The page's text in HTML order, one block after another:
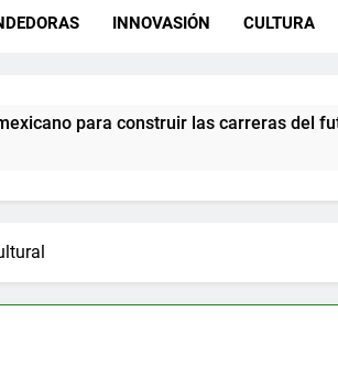
INNOVASIÓN CULTURA
construir las carreras del futuro